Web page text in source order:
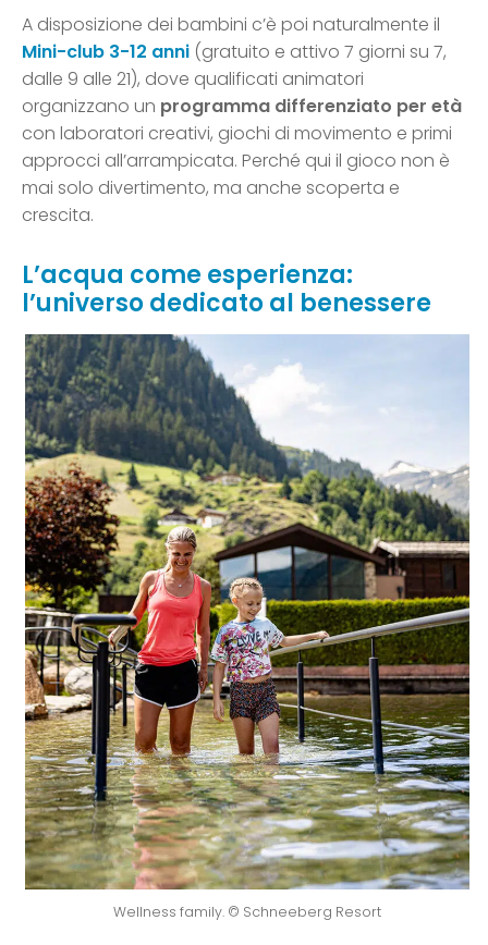
A disposizione dei bambini c’è poi naturalmente il
Mini-club 3-12 anni (gratuito e attivo 7 giorni su 7,
dalle 9 alle 21), dove qualificati animatori
organizzano un programma differenziato per età
con laboratori creativi, giochi di movimento e primi
approcci all’arrampicata. Perché qui il gioco non è
mai solo divertimento, ma anche scoperta e
crescita.
L’acqua come esperienza:
l’universo dedicato al benessere
Wellness family. © Schneeberg Resort